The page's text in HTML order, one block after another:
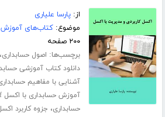
از:پارسا علیاری
موضوع:کتاب‌های آموزش
۲۰۰ صفحه
برچسب‌ها: اصول حسابداری
دانلود کتاب آموزشی
آشنایی با مفاهیم
آموزش حسابداری با اکسل pdf
حسابداری، جزوه کاربرد